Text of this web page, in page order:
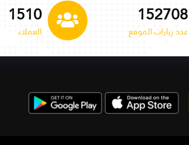
153940
عدد زيارات الموقع
1535
العملاء